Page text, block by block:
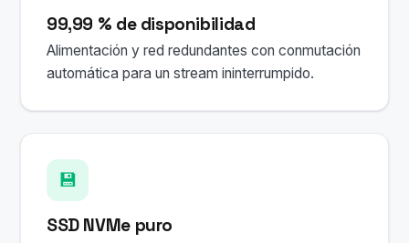
99,99 % de disponibilidad
Alimentación y red redundantes con conmutación
automática para un stream ininterrumpido.
💾
SSD NVMe puro